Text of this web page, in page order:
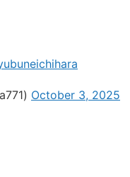
October 3, 2025